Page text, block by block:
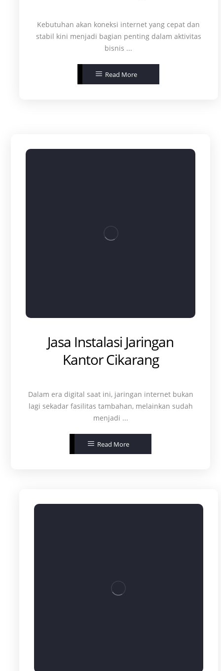
Kebutuhan akan koneksi internet yang cepat dan
stabil kini menjadi bagian penting dalam aktivitas
bisnis ...
Read More
Jasa Instalasi Jaringan
Kantor Cikarang
Dalam era digital saat ini, jaringan internet bukan
lagi sekadar fasilitas tambahan, melainkan sudah
menjadi ...
Read More